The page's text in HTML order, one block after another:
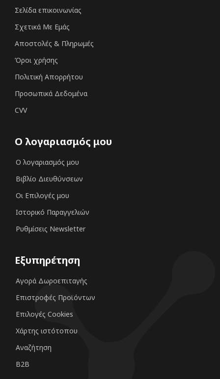
Σελίδα επικοινωνίας
Σχετικά Με Εμάς
Αποστολές & Πληρωμές
Όροι χρήσης
Πολιτική Απορρήτου
Προσωπικά Δεδομένα
CVV
Ο λογαριασμός μου
Ο λογαριασμός μου
Βιβλίο Διευθύνσεων
Οι Επιλογές μου
Ιστορικό Παραγγελιών
Ρυθμίσεις Newsletter
Εξυπηρέτηση
Αγορά Δωροεπιταγής
Επιστροφές Προϊόντων
Επιλογές Cookies
Χάρτης ιστότοπου
Αναζήτηση
B2B